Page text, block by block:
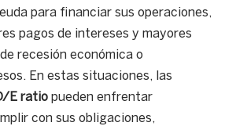
para financiar sus operaciones,
pagos de intereses y mayores
recesión económica o
En estas situaciones, las
E ratio pueden enfrentar
con sus obligaciones,